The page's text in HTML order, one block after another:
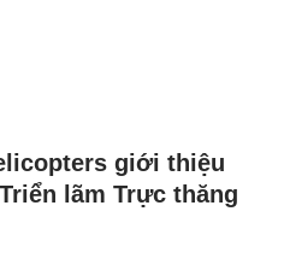
giới thiệu
lãm Trực thăng